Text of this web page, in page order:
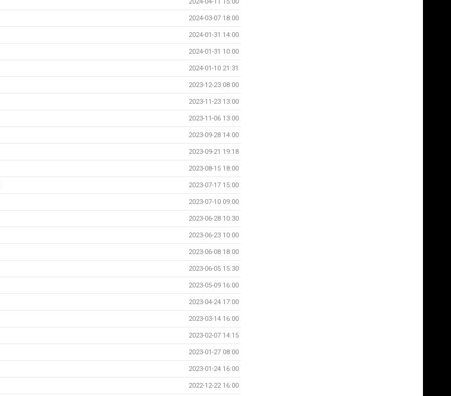
2024-03-07 18:00
2024-01-31 14:00
2024-01-31 10:00
2024-01-10 21:31
2023-12-23 08:00
2023-11-23 13:00
2023-11-06 13:00
2023-09-28 14:00
2023-09-21 19:18
2023-08-15 18:00
2023-07-17 15:00
2023-07-10 09:00
2023-06-28 10:30
2023-06-23 10:00
2023-06-08 18:00
2023-06-05 15:30
2023-05-09 16:00
2023-04-24 17:00
2023-03-14 16:00
2023-02-07 14:15
2023-01-27 08:00
2023-01-24 16:00
2022-12-22 16:00